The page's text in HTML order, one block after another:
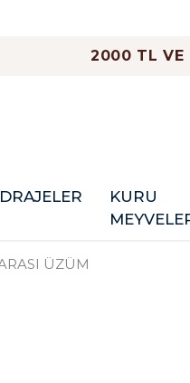
2000 TL VE
DRAJELER
KURU
ÜZÜM